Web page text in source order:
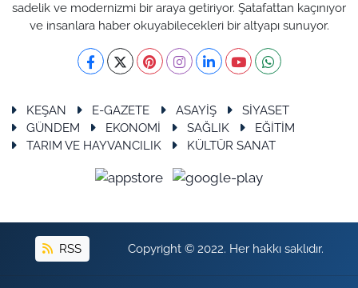
sadelik ve modernizmi bir araya getiriyor. Şatafattan kaçınıyor
ve insanlara haber okuyabilecekleri bir altyapı sunuyor.
KEŞAN E-GAZETE ASAYİŞ
SİYASET
GÜNDEM
EKONOMİ SAĞLIK
EĞİTİM
TARIM VE HAYVANCILIK
KÜLTÜR SANAT
RSS Copyright © 2022. Her hakkı saklıdır.